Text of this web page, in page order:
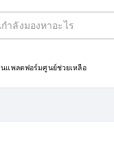
นแพลตฟอร์มศูนย์ช่วยเหลือ